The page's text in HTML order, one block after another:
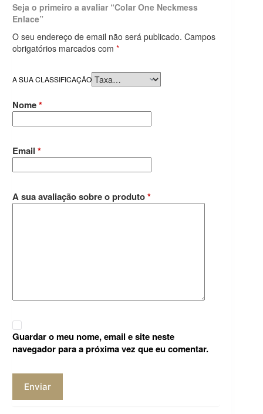
Seja o primeiro a avaliar “Colar One Neckmess
Enlace”
O seu endereço de email não será publicado. Campos
obrigatórios marcados com *
A SUA CLASSIFICAÇÃO
Nome*
Email *
A sua avaliação sobre o produto*
Guardar o meu nome, email e site neste
navegador para a próxima vez que eu comentar.
Enviar